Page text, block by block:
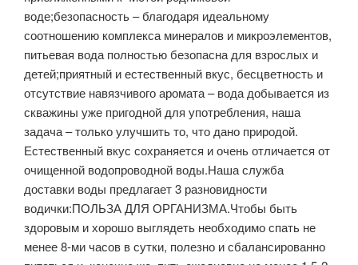
воде;безопасность – благодаря идеальному
соотношению комплекса минералов и микроэлементов,
питьевая вода полностью безопасна для взрослых и
детей;приятный и естественный вкус, бесцветность и
отсутствие навязчивого аромата – вода добывается из
скважины уже пригодной для употребления, наша
задача – только улучшить то, что дано природой.
Естественный вкус сохраняется и очень отличается от
очищенной водопроводной воды.Наша служба
доставки воды предлагает 3 разновидности
водички:ПОЛЬЗА ДЛЯ ОРГАНИЗМА.Чтобы быть
здоровым и хорошо выглядеть необходимо спать не
менее 8-ми часов в сутки, полезно и сбалансированно